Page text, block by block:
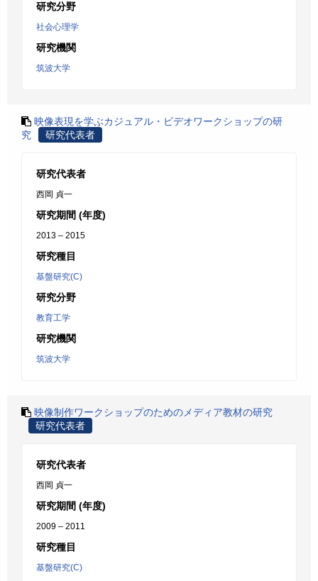
研究分野
社会心理学
研究機関
筑波大学
映像表現を学ぶカジュアル・ビデオワークショップの研
究
研究代表者
研究代表者
西岡 貞一
研究期間 (年度)
2013 – 2015
研究種目
基盤研究(C)
研究分野
教育工学
研究機関
筑波大学
映像制作ワークショップのためのメディア教材の研究
研究代表者
研究代表者
西岡 貞一
研究期間 (年度)
2009 – 2011
研究種目
基盤研究(C)